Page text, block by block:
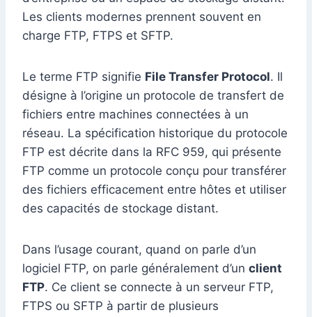
Les clients modernes prennent souvent en
charge FTP, FTPS et SFTP.
Le terme FTP signifie File Transfer Protocol. Il
désigne à l’origine un protocole de transfert de
fichiers entre machines connectées à un
réseau. La spécification historique du protocole
FTP est décrite dans la RFC 959, qui présente
FTP comme un protocole conçu pour transférer
des fichiers efficacement entre hôtes et utiliser
des capacités de stockage distant.
Dans l’usage courant, quand on parle d’un
logiciel FTP, on parle généralement d’un client
FTP. Ce client se connecte à un serveur FTP,
FTPS ou SFTP à partir de plusieurs